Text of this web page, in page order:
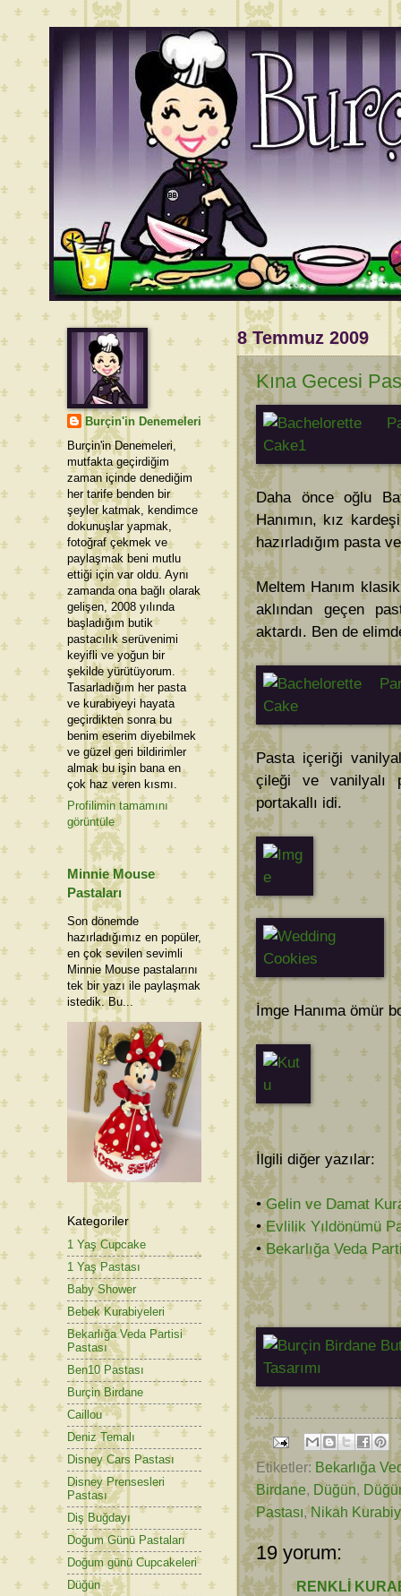
8 Temmuz 2009
Kına Gecesi
Daha önce oğlu
Hanımın, kız
hazırladığım pasta
Meltem Hanım
aklından geçen
aktardı. Ben de
Pasta içeriği
çileği ve vanilyalı
portakallı idi.
İmge Hanıma ömür
İlgili diğer yazılar:
•Gelin ve Damat
•Evlilik Yıldönümü
•Bekarlığa Veda
Etiketler: Bekarlığa
Birdane, Düğün,
Pastası,Nikah
19 yorum:
RENKLİ
Burçin'in Denemeleri
Burçin'in Denemeleri,
mutfakta geçirdiğim
zaman içinde denediğim
her tarife benden bir
şeyler katmak, kendimce
dokunuşlar yapmak,
fotoğraf çekmek ve
paylaşmak beni mutlu
ettiği için var oldu. Aynı
zamanda ona bağlı olarak
gelişen, 2008 yılında
başladığım butik
pastacılık serüvenimi
keyifli ve yoğun bir
şekilde yürütüyorum.
Tasarladığım her pasta
ve kurabiyeyi hayata
geçirdikten sonra bu
benim eserim diyebilmek
ve güzel geri bildirimler
almak bu işin bana en
çok haz veren kısmı.
Profilimin tamamını
görüntüle
Minnie Mouse
Pastaları
Son dönemde
hazırladığımız en popüler,
en çok sevilen sevimli
Minnie Mouse pastalarını
tek bir yazı ile paylaşmak
istedik. Bu...
Kategoriler
1 Yaş Cupcake
1 Yaş Pastası
Baby Shower
Bebek Kurabiyeleri
Bekarlığa Veda Partisi
Pastası
Ben10 Pastası
Burçin Birdane
Caillou
Deniz Temalı
Disney Cars Pastası
Disney Prensesleri
Pastası
Diş Buğdayı
Doğum Günü Pastaları
Doğum günü Cupcakeleri
Düğün